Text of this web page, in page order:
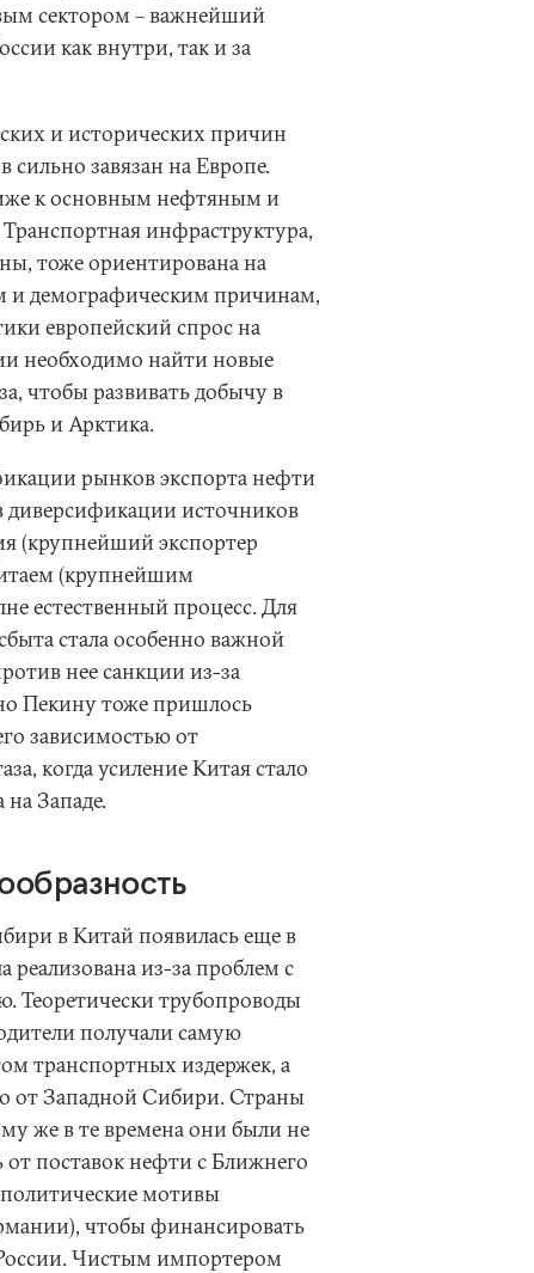
сектором – важнейший
как внутри, так и за
и исторических причин
сильно завязан на Европе.
к основным нефтяным и
инфраструктура,
тоже ориентирована на
и демографическим причинам,
европейский спрос на
необходимо найти новые
чтобы развивать добычу в
и Арктика.
рынков экспорта нефти
диверсификации источников
(крупнейший экспортер
(крупнейшим
естественный процесс. Для
стала особенно важной
нее санкции из-за
Пекину тоже пришлось
зависимостью от
когда усиление Китая стало
на Западе.
в Китай появилась еще в
реализована из-за проблем с
Теоретически трубопроводы
получали самую
транспортных издержек, а
от Западной Сибири. Страны
же в те времена они были не
поставок нефти с Ближнего
мотивы
чтобы финансировать
Чистым импортером